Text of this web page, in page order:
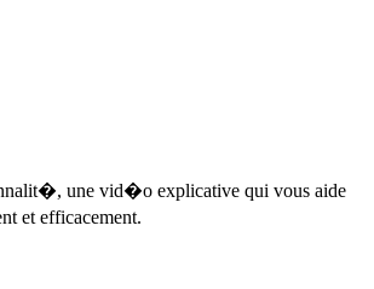
une vid�o explicative qui vous aide
et efficacement.